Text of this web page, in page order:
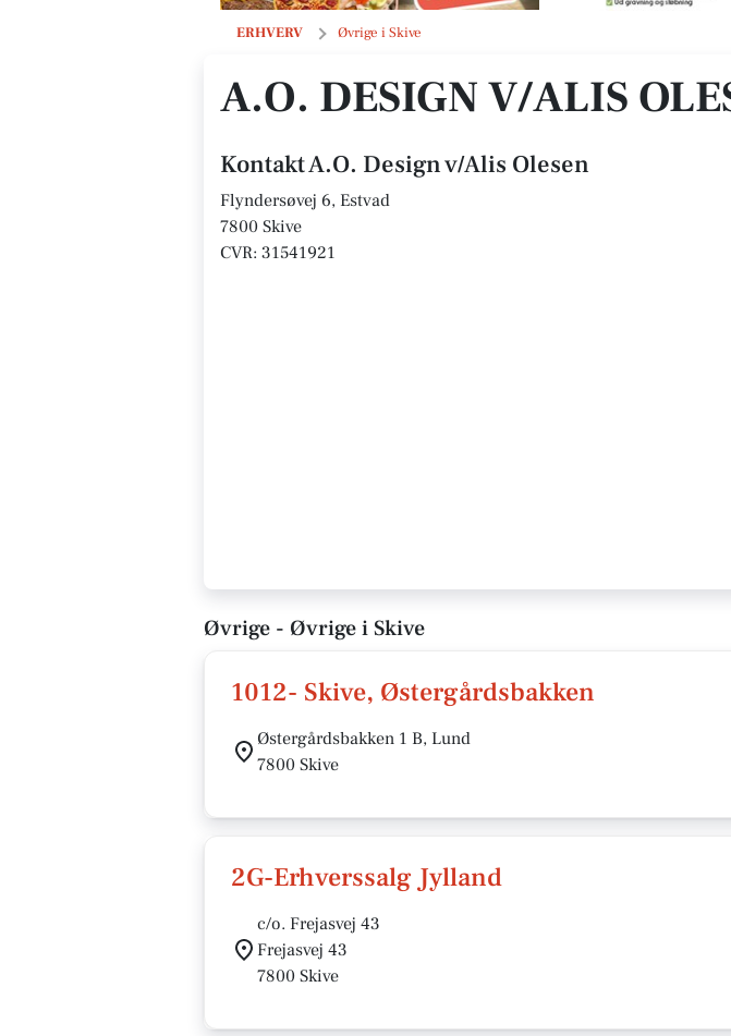
ERHVERV Øvrige i Skive
A.O. Design v/Alis Olesen
A.O. DESIGN V/ALIS
Kontakt A.O. Design v/Alis Olesen
Flyndersøvej 6, Estvad
7800 Skive
CVR: 31541921
Øvrige - Øvrige i Skive
1012- Skive, Østergårdsbakken
Østergårdsbakken 1 B, Lund
7800 Skive
2G-Erhverssalg Jylland
c/o. Frejasvej 43
Frejasvej 43
7800 Skive